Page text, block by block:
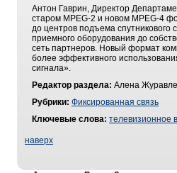
Антон Гаврин, Директор
старом MPEG-2 и новом MPEG-4
до центров подъема спутникового
приемного оборудования до
сеть партнеров. Новый формат
более эффективного
сигнала».
Редактор раздела: Алена
Рубрики: Фиксированная связь
Ключевые слова: телевизионное
наверх